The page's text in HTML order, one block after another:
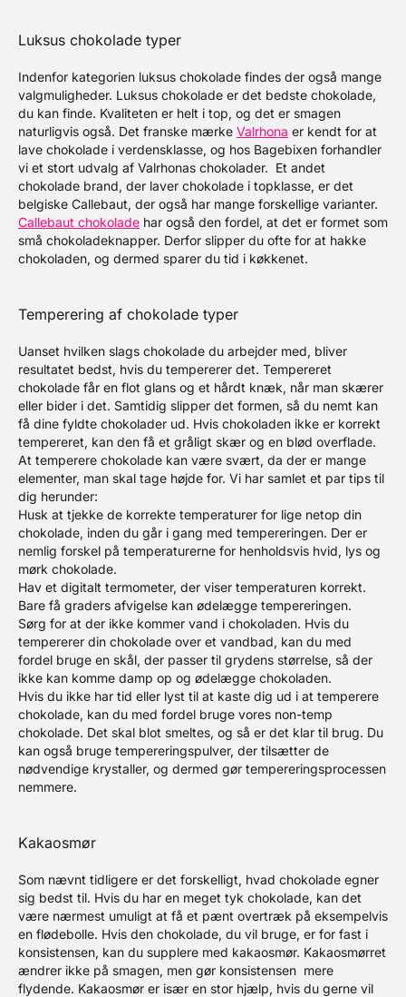
Luksus chokolade typer
Indenfor kategorien luksus chokolade findes der også mange
valgmuligheder. Luksus chokolade er det bedste chokolade,
du kan finde. Kvaliteten er helt i top, og det er smagen
naturligvis også. Det franske mærke Valrhona er kendt for at
lave chokolade i verdensklasse, og hos Bagebixen forhandler
vi et stort udvalg af Valrhonas chokolader. Et andet
chokolade brand, der laver chokolade i topklasse, er det
belgiske Callebaut, der også har mange forskellige varianter.
Callebaut chokolade har også den fordel, at det er formet som
små chokoladeknapper. Derfor slipper du ofte for at hakke
chokoladen, og dermed sparer du tid i køkkenet.
Temperering af chokolade typer
Uanset hvilken slags chokolade du arbejder med, bliver
resultatet bedst, hvis du tempererer det. Tempereret
chokolade får en flot glans og et hårdt knæk, når man skærer
eller bider i det. Samtidig slipper det formen, så du nemt kan
få dine fyldte chokolader ud. Hvis chokoladen ikke er korrekt
tempereret, kan den få et gråligt skær og en blød overflade.
At temperere chokolade kan være svært, da der er mange
elementer, man skal tage højde for. Vi har samlet et par tips til
dig herunder:
Husk at tjekke de korrekte temperaturer for lige netop din
chokolade, inden du går i gang med tempereringen. Der er
nemlig forskel på temperaturerne for henholdsvis hvid, lys og
mørk chokolade.
Hav et digitalt termometer, der viser temperaturen korrekt.
Bare få graders afvigelse kan ødelægge tempereringen.
Sørg for at der ikke kommer vand i chokoladen. Hvis du
tempererer din chokolade over et vandbad, kan du med
fordel bruge en skål, der passer til grydens størrelse, så der
ikke kan komme damp op og ødelægge chokoladen.
Hvis du ikke har tid eller lyst til at kaste dig ud i at temperere
chokolade, kan du med fordel bruge vores non-temp
chokolade. Det skal blot smeltes, og så er det klar til brug. Du
kan også bruge tempereringspulver, der tilsætter de
nødvendige krystaller, og dermed gør tempereringsprocessen
nemmere.
Kakaosmør
Som nævnt tidligere er det forskelligt, hvad chokolade egner
sig bedst til. Hvis du har en meget tyk chokolade, kan det
være nærmest umuligt at få et pænt overtræk på eksempelvis
en flødebolle. Hvis den chokolade, du vil bruge, er for fast i
konsistensen, kan du supplere med kakaosmør. Kakaosmørret
ændrer ikke på smagen, men gør konsistensen mere
flydende. Kakaosmør er især en stor hjælp, hvis du gerne vil